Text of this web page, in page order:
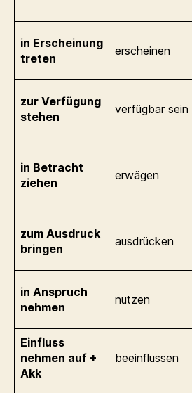
in Erscheinung
treten
erscheinen
zur Verfügung
stehen
verfügbar sein
in Betracht
ziehen
erwägen
zum Ausdruck
bringen
ausdrücken
in Anspruch
nehmen
nutzen
Einfluss
nehmen auf +
Akk
beeinflussen